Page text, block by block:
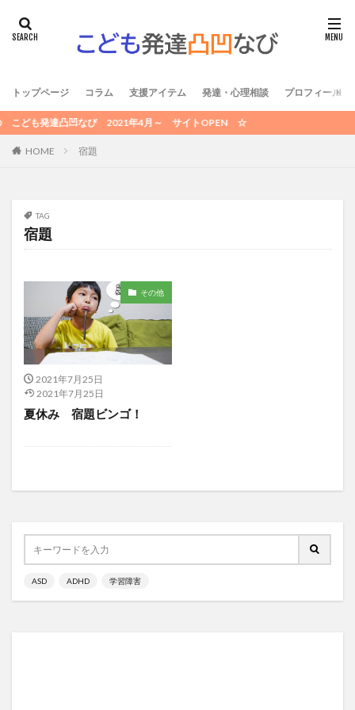
トップページ コラム 支援アイテム 発達・心理相談 プロフィール /
発達凸凹なび 2021年4月～ サイトOPEN ☆
HOME 宿題
TAG
宿題
その他
2021年7月25日
2021年7月25日
夏休み 宿題ビンゴ！
ASD ADHD 学習障害